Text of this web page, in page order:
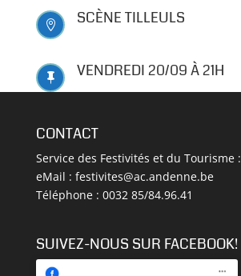
 SCÈNE TILLEULS
 VENDREDI 20/09 À 21H
CONTACT
Service des Festivités et du Tourisme :
eMail : festivites@ac.andenne.be
Téléphone : 0032 85/84.96.41
SUIVEZ-NOUS SUR FACEBOOK!